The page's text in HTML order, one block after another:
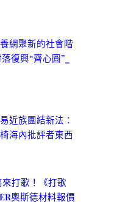
網聚新的社會階
復興“齊心圓”_
近族團結新法：
海內批評者東西
打歌！《打歌
奧斯德材料報價